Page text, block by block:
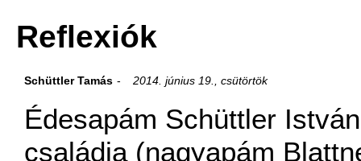
Reflexiók
Schüttler Tamás 2014. június 19., csütörtök
Édesapám Schüttler
családja (nagyapám